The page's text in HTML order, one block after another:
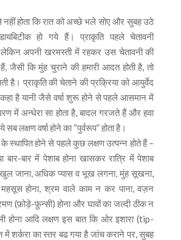
होता कि रात को अच्छे भले सोए और सुबह उठे
हो गये हैं। प्राकृति पहले चेतावनी
अपनी खरमस्ती में रहकर उस चेतावनी की
जैसी कि मुंह चुराने की हमारी आदत होती है, तो
है। प्राकृति की चेताने की प्रक्रिया को आयुर्वेद
कहा है यानी जैसे वर्षा शुरू होने से पहले आसमान में
में अन्धेरा सा होता है, बादल गरजते हैं और हवा
लक्षण वर्षा होने का “पुर्वरूप” होता है।
के स्थापित होने से पहले कुछ लक्षण उत्पन्न होते हैं –
बार में पेशाब होना खासकर रात्रि में पेशाब
जाना, अधिक प्यास व भूख लगना, मुंह सूखना,
होना, श्रम वाले काम न कर पाना, वज़न
(फ़ोड़े-फ़ुन्सी) होना और घावों का जल्दी ठीक न
होना आदि लक्षण इस बात कि ओर इशारा (tip-
शर्करा का स्तर बढ गया है जांच कराने पर, सुबह